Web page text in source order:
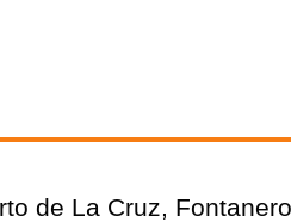
de La Cruz,